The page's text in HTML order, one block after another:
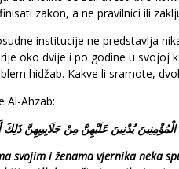
zakon, a ne pravilnici ili
institucije ne predstavlja
oko dvije i po godine u svojoj
hidžab. Kakve li sramote,
Al-Ahzab:
الْمُؤْمِنِينَ يُدْنِينَ عَلَيْهِنَّ مِنْ جَلَابِيبِهِنَّ
svojim i ženama vjernika neka